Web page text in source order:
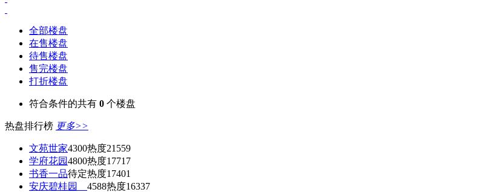
全部楼盘
在售楼盘
待售楼盘
售完楼盘
打折楼盘
符合条件的共有 0 个楼盘
热盘排行榜 更多>>
文苑世家4300热度21559
学府花园4800热度17717
书香一品待定热度17401
安庆碧桂园 4588热度16337